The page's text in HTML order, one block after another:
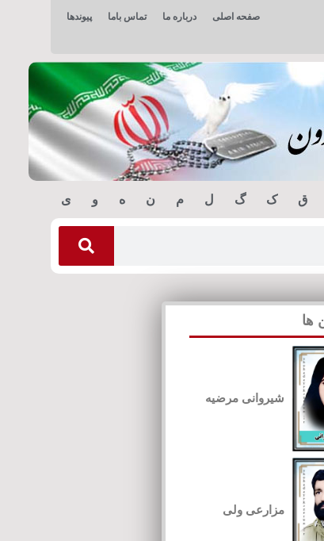
صفحه اصلی درباره ما تماس باما پیوندها
ق ک گ ل م ن ه و ی
ها
شیروانی مرضیه
مزارعی ولی